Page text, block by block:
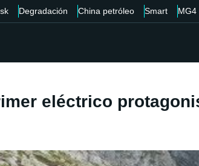
Degradación China petróleo Smart MG4
eléctrico